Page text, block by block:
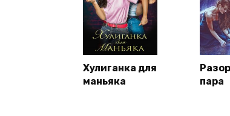
Хулиганка для
маньяка
пара